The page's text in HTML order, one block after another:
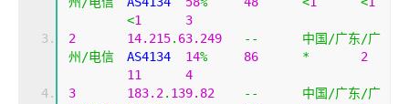
<1
3
2
14.215. 63.249 --
中国/广东/广
州/电信
14% 86 *
2
11
4
3
183.2. 139.82 --
中国/广东/广